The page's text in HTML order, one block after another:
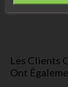
Les Clients
Ont